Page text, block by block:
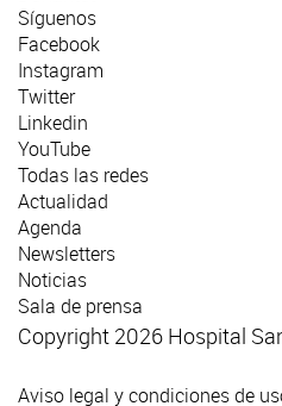
Síguenos
Facebook
Instagram
Twitter
Linkedin
YouTube
Todas las redes
Actualidad
Agenda
Newsletters
Noticias
Sala de prensa
Copyright 2026 Hospital
Aviso legal y condiciones de